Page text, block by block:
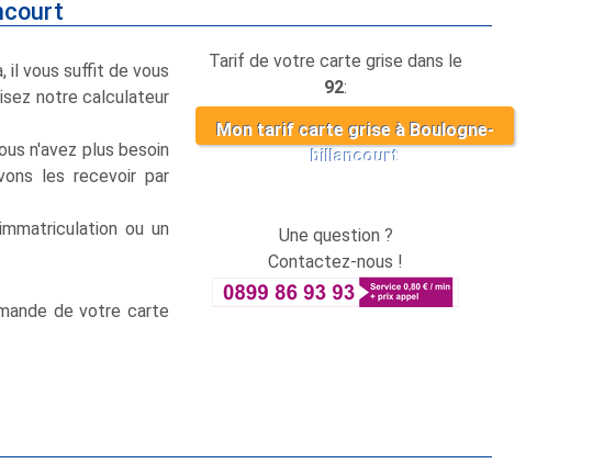
il vous suffit de vous
notre calculateur
n'avez plus besoin
les recevoir par
ou un
de votre carte
Tarif de votre carte grise dans le
92:
Mon tarif carte grise à Boulogne-
billancourt
Une question ?
Contactez-nous !